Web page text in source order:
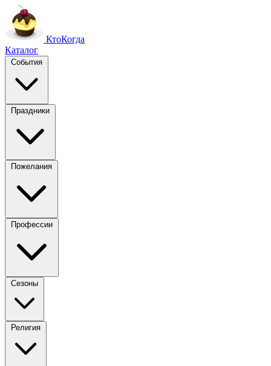
КтоКогда
Каталог
События
Праздники
Пожелания
Профессии
Сезоны
Религия